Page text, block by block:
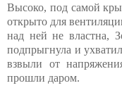
Высоко, под самой
открыто для
над ней не властна,
подпрыгнула и
взвыли от
прошли даром.